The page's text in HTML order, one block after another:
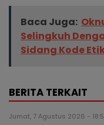
Baca Juga:
Selingkuh
Sidang Kode
BERITA TERKAIT
Jumat, 7 Agustus 2026 -